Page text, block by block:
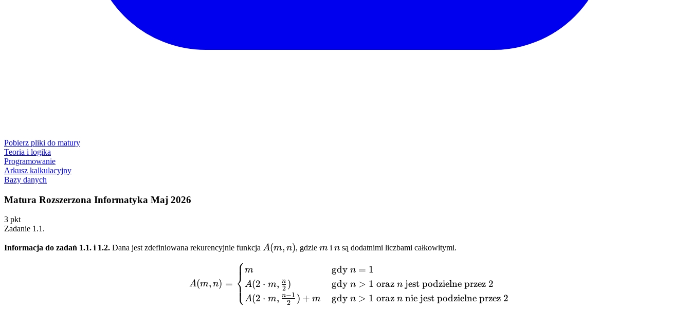
Pobierz pliki do matury
Teoria i logika
Programowanie
Arkusz kalkulacyjny
Bazy danych
Matura Rozszerzona Informatyka Maj 2026
3 pkt
Zadanie 1.1 .
Informacja do zadań 1.1. i 1.2. Dana jest zdefiniowana rekurencyjnie funkcja A(m,
A(m, n), gdziem
m in
n są dodatnimi liczbami całkowitymi.
A(m, n) = \begin{cases} m & \text{gdy } n = 1 \\ A(2 \cdot m, \frac{n}{2})
A(m, n) = ⎩
⎨⎧m
A(2 ⋅ m, 2
n )
A(2 ⋅ m, 2
n−1 ) + m
gdy n = 1
gdy n > 1 orazn jest podzielne przez 2
gdy n > 1 orazn nie jest podzielne przez 2